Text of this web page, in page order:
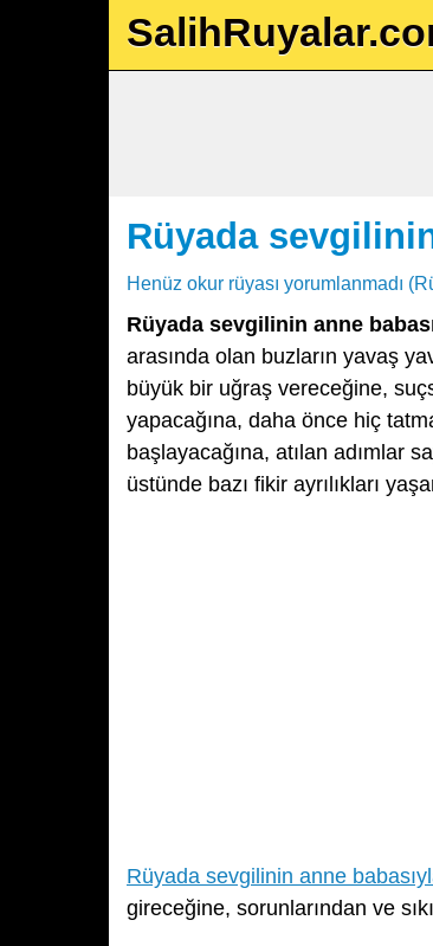
Rüyada
Henüz okur rüyası yorumlanmadı
Rüyada sevgilinin anne
arasında olan buzların yavaş
büyük bir uğraş vereceğine,
yapacağına, daha önce hiç
başlayacağına, atılan adımlar
üstünde bazı fikir ayrılıkları
Rüyada sevgilinin anne
gireceğine, sorunlarından ve